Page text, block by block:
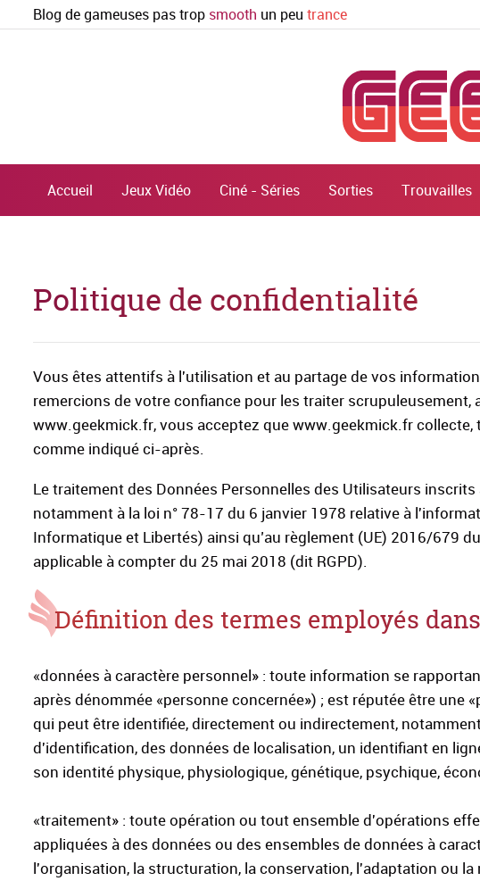
Blog de gameuses pas trop smooth un peu trance
Accueil Jeux Vidéo Ciné - Séries Sorties Trouvailles
Politique de confidentialité
Vous êtes attentifs à l'utilisation et au partage de vos
remercions de votre confiance pour les traiter scrupuleusement,
www.geekmick.fr, vous acceptez que www.geekmick.fr
comme indiqué ci-après.
Le traitement des Données Personnelles des Utilisateurs
notamment à la loi n° 78-17 du 6 janvier 1978 relative à
Informatique et Libertés) ainsi qu’au règlement (UE) 2016/679
applicable à compter du 25 mai 2018 (dit RGPD).
Définition des termes employés
«données à caractère personnel» : toute information se
après dénommée «personne concernée») ; est réputée être
qui peut être identifiée, directement ou indirectement,
d'identification, des données de localisation, un identifiant en
son identité physique, physiologique, génétique, psychique,
«traitement» : toute opération ou tout ensemble d'opérations
appliquées à des données ou des ensembles de données à
l'organisation, la structuration, la conservation, l'adaptation ou